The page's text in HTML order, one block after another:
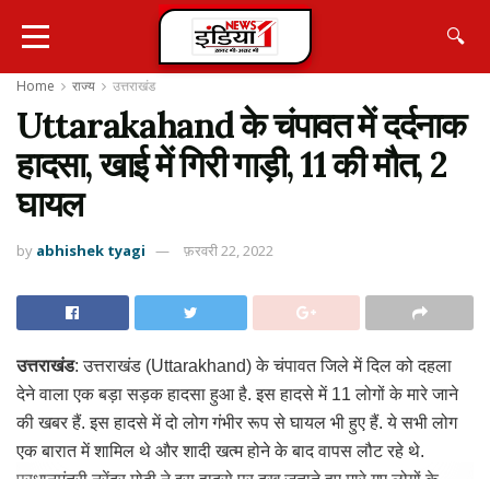
🔍
Home राज्य उत्तराखंड
Uttarakahand के चंपावत में दर्दनाक
हादसा, खाई में गिरी गाड़ी, 11 की मौत, 2
घायल
by abhishek tyagi फ़रवरी 22, 2022
उत्तराखंड: उत्तराखंड (Uttarakhand) के चंपावत जिले में दिल को दहला
देने वाला एक बड़ा सड़क हादसा हुआ है. इस हादसे में 11 लोगों के मारे जाने
की खबर हैं. इस हादसे में दो लोग गंभीर रूप से घायल भी हुए हैं. ये सभी लोग
एक बारात में शामिल थे और शादी खत्म होने के बाद वापस लौट रहे थे.